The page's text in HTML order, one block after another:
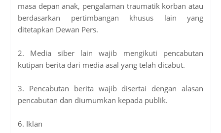
masa depan anak, pengalaman traumatik korban atau
berdasarkan pertimbangan khusus lain yang
ditetapkan Dewan Pers.
2. Media siber lain wajib mengikuti pencabutan
kutipan berita dari media asal yang telah dicabut.
3. Pencabutan berita wajib disertai dengan alasan
pencabutan dan diumumkan kepada publik.
6. Iklan